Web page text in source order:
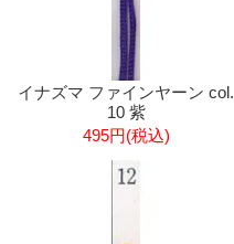
イナズマ ファインヤーン col.
10 紫
495円(税込)